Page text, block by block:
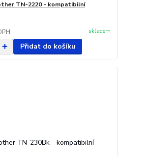
TN-2220 - kompatibilní
skladem
Přidat do košíku